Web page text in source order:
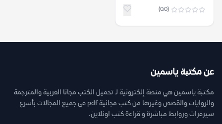
(0.0)
عن مكتبة ياسمين
مكتبة ياسمين هي منصة إلكترونية لـ تحميل الكتب مجانا العربية والمترجمة
والروايات والقصص وغيرها من كتب مجانية pdf فى جميع المجالات بأسرع
سيرفرات وروابط مباشرة و قراءة كتب اونلاين.